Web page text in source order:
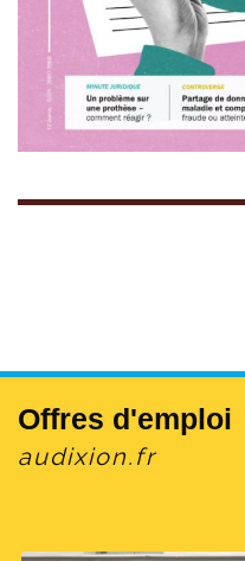
Offres d'emploi
audixion.fr